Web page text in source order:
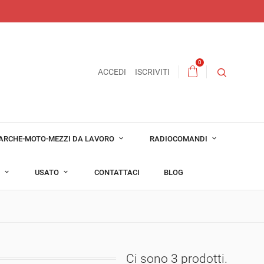
ACCEDI ISCRIVITI
0
MOTO-MEZZI DA LAVORO RADIOCOMANDI
USATO CONTATTACI BLOG
Ci sono 3 prodotti.